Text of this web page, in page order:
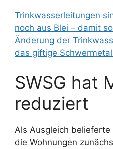
Trinkwasserleitungen
noch aus Blei – damit
Änderung der
das giftige
SWSG hat
reduziert
Als Ausgleich belieferte
die Wohnungen